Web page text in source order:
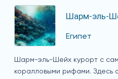
Шарм-эль-
Египет
Шарм-эль-Шейх курорт с
коралловыми рифами. Здесь